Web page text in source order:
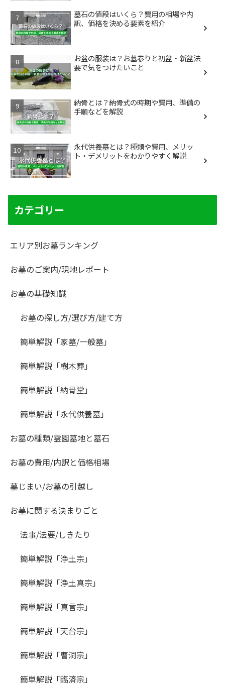
墓石の値段はいくら？費用の相場や内
訳、価格を決める要素を紹介
お盆の服装は？お墓参りと初盆・新盆法
要で気をつけたいこと
納骨とは？納骨式の時期や費用、準備の
手順などを解説
永代供養墓とは？種類や費用、メリッ
ト・デメリットをわかりやすく解説
カテゴリー
エリア別お墓ランキング
お墓のご案内/現地レポート
お墓の基礎知識
お墓の探し方/選び方/建て方
簡単解説「家墓/一般墓」
簡単解説「樹木葬」
簡単解説「納骨堂」
簡単解説「永代供養墓」
お墓の種類/霊園墓地と墓石
お墓の費用/内訳と価格相場
墓じまい/お墓の引越し
お墓に関する決まりごと
法事/法要/しきたり
簡単解説「浄土宗」
簡単解説「浄土真宗」
簡単解説「真言宗」
簡単解説「天台宗」
簡単解説「曹洞宗」
簡単解説「臨済宗」